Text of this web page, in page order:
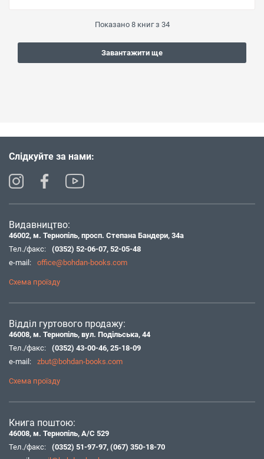
Показано 8книг з 34
Завантажити ще
Слідкуйте за нами:
Видавництво:
46002, м. Тернопіль, просп. Степана Бандери, 34а
Тел./факс:
(0352) 52-06-07, 52-05-48
e-mail:
office@bohdan-books.com
Схема проїзду
Відділ гуртового продажу:
46008, м. Тернопіль, вул. Подільська, 44
Тел./факс:
(0352) 43-00-46, 25-18-09
e-mail:
zbut@bohdan-books.com
Схема проїзду
Книга поштою:
46008, м. Тернопіль, А/С 529
Тел./факс:
(0352) 51-97-97, (067) 350-18-70